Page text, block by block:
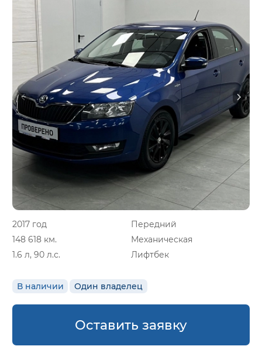
2017 год
Передний
148 618 км.
Механическая
1.6 л, 90 л.с.
Лифтбек
В наличии Один владелец
Оставить заявку